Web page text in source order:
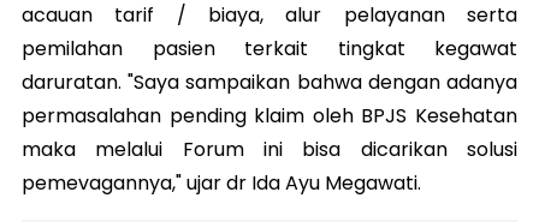
acauan tarif / biaya, alur pelayanan serta
pemilahan pasien terkait tingkat kegawat
daruratan. "Saya sampaikan bahwa dengan adanya
permasalahan pending klaim oleh BPJS Kesehatan
maka melalui Forum ini bisa dicarikan solusi
pemevagannya," ujar dr Ida Ayu Megawati.